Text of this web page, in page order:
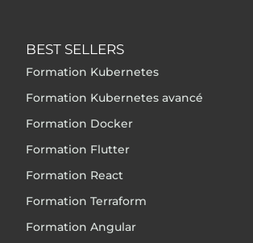
BEST SELLERS
Formation Kubernetes
Formation Kubernetes avancé
Formation Docker
Formation Flutter
Formation React
Formation Terraform
Formation Angular